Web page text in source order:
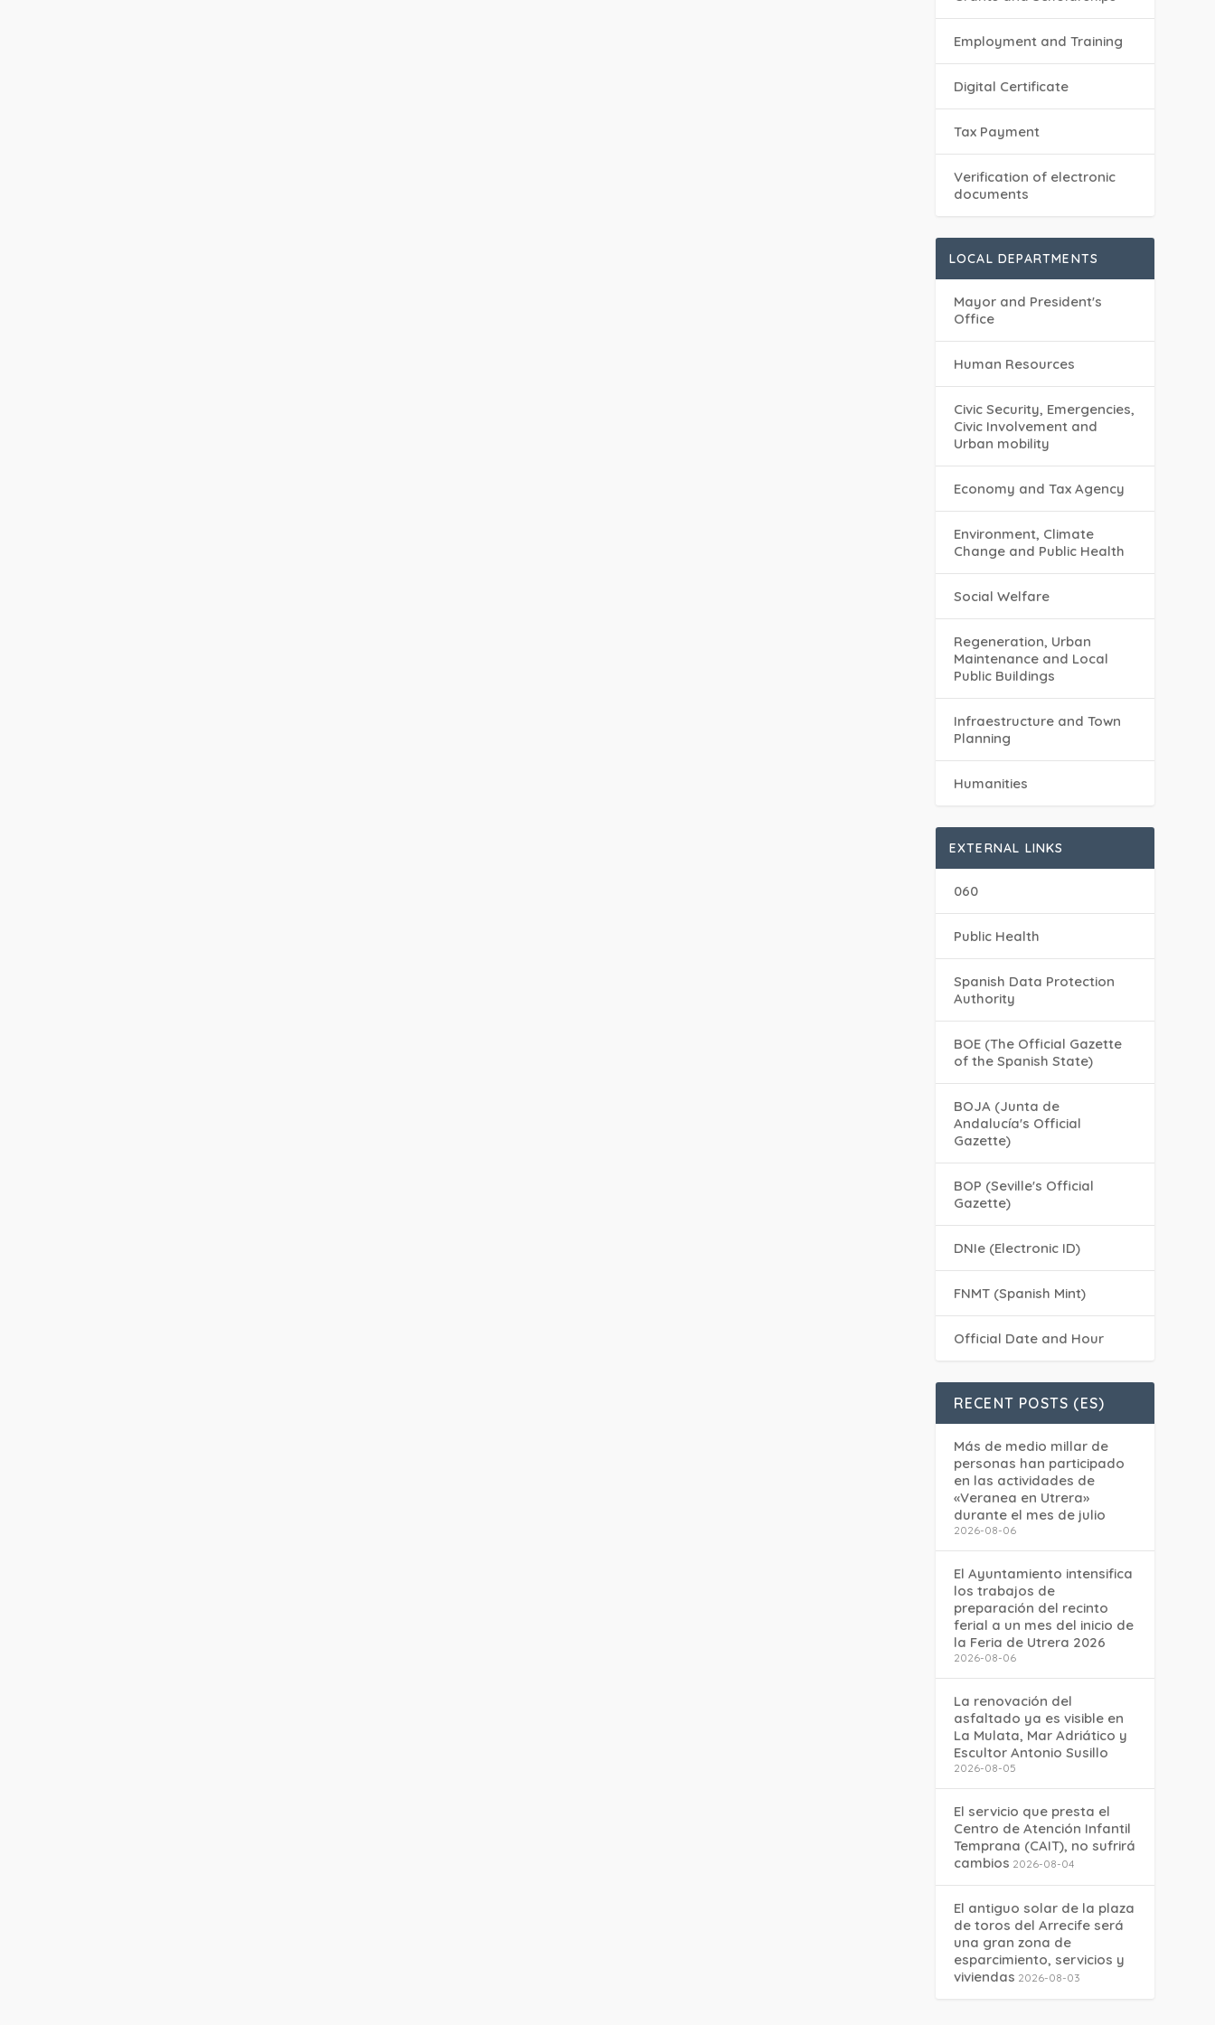
Employment and Training
Digital Certificate
Tax Payment
Verification of electronic
documents
LOCAL DEPARTMENTS
Mayor and President's
Office
Human Resources
Civic Security, Emergencies,
Civic Involvement and
Urban mobility
Economy and Tax Agency
Environment, Climate
Change and Public Health
Social Welfare
Regeneration, Urban
Maintenance and Local
Public Buildings
Infraestructure and Town
Planning
Humanities
EXTERNAL LINKS
060
Public Health
Spanish Data Protection
Authority
BOE (The Official Gazette
of the Spanish State)
BOJA (Junta de
Andalucía's Official
Gazette)
BOP (Seville's Official
Gazette)
DNIe (Electronic ID)
FNMT (Spanish Mint)
Official Date and Hour
RECENT POSTS (ES)
Más de medio millar de
personas han participado
en las actividades de
«Veranea en Utrera»
durante el mes de julio
2026-08-06
El Ayuntamiento intensifica
los trabajos de
preparación del recinto
ferial a un mes del inicio de
la Feria de Utrera 2026
2026-08-06
La renovación del
asfaltado ya es visible en
La Mulata, Mar Adriático y
Escultor Antonio Susillo
2026-08-05
El servicio que presta el
Centro de Atención Infantil
Temprana (CAIT), no sufrirá
cambios 2026-08-04
El antiguo solar de la plaza
de toros del Arrecife será
una gran zona de
esparcimiento, servicios y
viviendas 2026-08-03